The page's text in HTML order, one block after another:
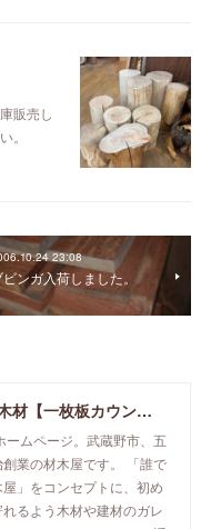
販売し
。
23:08
ビンガ入荷しました。
東京・吉祥寺の勝又木材【一枚板カウンター】
ームページ。武蔵野市、五
業の材木屋です。 「誰で
」をコンセプトに、初め
るよう木材や建材のガレ